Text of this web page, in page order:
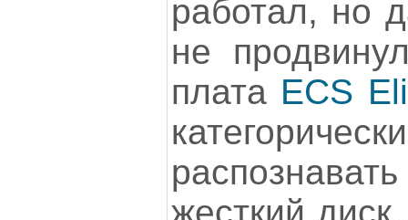
работал, но
не
плата ECS